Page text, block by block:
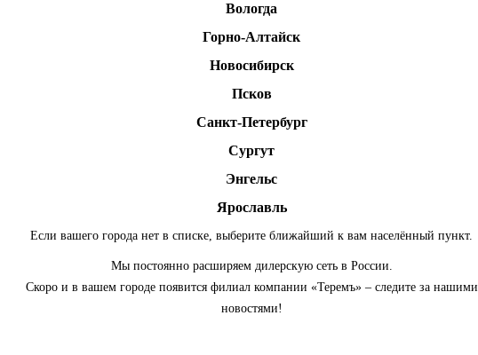
Вологда
Горно-Алтайск
Новосибирск
Псков
Санкт-Петербург
Сургут
Энгельс
Ярославль
Если вашего города нет в списке, выберите ближайший к вам населённый пункт.
Мы постоянно расширяем дилерскую сеть в России.
Скоро и в вашем городе появится филиал компании «Теремъ» – следите за нашими
новостями!